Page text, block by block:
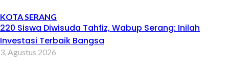
KOTA SERANG
220 Siswa Diwisuda Tahfiz, Wabup Serang: Inilah
Investasi Terbaik Bangsa
3, Agustus 2026